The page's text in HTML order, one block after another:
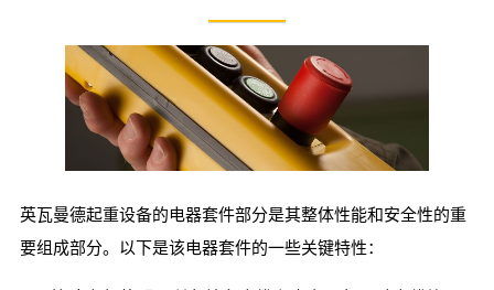
英瓦曼德起重设备的电器套件部分是其整体性能和安全性的重
要组成部分。以下是该电器套件的一些关键特性：